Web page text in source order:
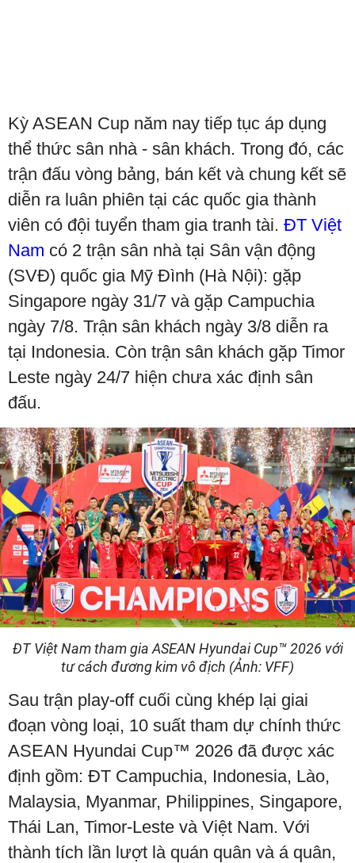
Kỳ ASEAN Cup năm nay tiếp tục áp dụng
thể thức sân nhà - sân khách. Trong đó, các
trận đấu vòng bảng, bán kết và chung kết sẽ
diễn ra luân phiên tại các quốc gia thành
viên có đội tuyển tham gia tranh tài. ĐT Việt
Nam có 2 trận sân nhà tại Sân vận động
(SVĐ) quốc gia Mỹ Đình (Hà Nội): gặp
Singapore ngày 31/7 và gặp Campuchia
ngày 7/8. Trận sân khách ngày 3/8 diễn ra
tại Indonesia. Còn trận sân khách gặp Timor
Leste ngày 24/7 hiện chưa xác định sân
đấu.
ĐT Việt Nam tham gia ASEAN Hyundai Cup™ 2026 với
tư cách đương kim vô địch (Ảnh: VFF)
Sau trận play-off cuối cùng khép lại giai
đoạn vòng loại, 10 suất tham dự chính thức
ASEAN Hyundai Cup™ 2026 đã được xác
định gồm: ĐT Campuchia, Indonesia, Lào,
Malaysia, Myanmar, Philippines, Singapore,
Thái Lan, Timor-Leste và Việt Nam. Với
thành tích lần lượt là quán quân và á quân,